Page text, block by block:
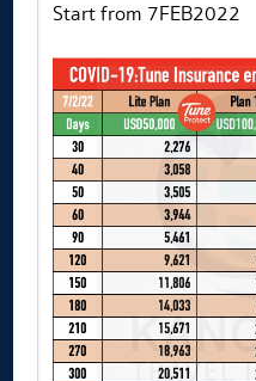
Start from 7FEB2022